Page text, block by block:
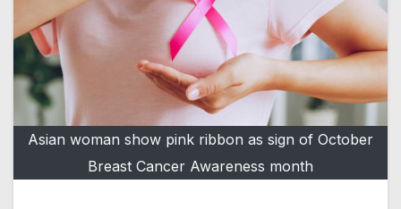
Asian woman show pink ribbon as sign of October
Breast Cancer Awareness month